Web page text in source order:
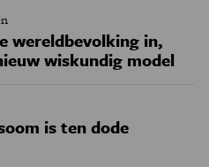
wereldbevolking in,
wiskundig model
is ten dode